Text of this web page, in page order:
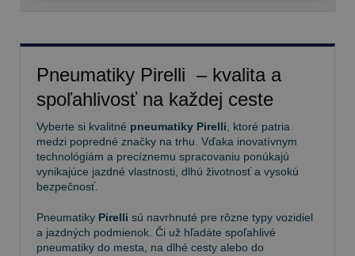
Pneumatiky Pirelli – kvalita a
spoľahlivosť na každej ceste
Vyberte si kvalitné pneumatiky Pirelli , ktoré patria
medzi popredné značky na trhu. Vďaka inovatívnym
technológiám a precíznemu spracovaniu ponúkajú
vynikajúce jazdné vlastnosti, dlhú životnosť a vysokú
bezpečnosť.
Pneumatiky Pirelli sú navrhnuté pre rôzne typy vozidiel
a jazdných podmienok. Či už hľadáte spoľahlivé
pneumatiky do mesta, na dlhé cesty alebo do